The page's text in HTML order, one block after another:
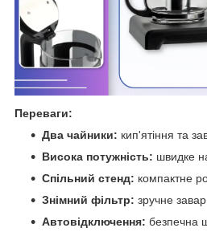
Переваги:
Два чайники: кип'ятіння та
Висока потужність: швидке
Спільний стенд: компактне
Знімний фільтр: зручне
Автовідключення: безпечна